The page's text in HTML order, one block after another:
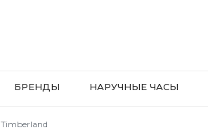
БРЕНДЫ НАРУЧНЫЕ ЧАСЫ
Timberland